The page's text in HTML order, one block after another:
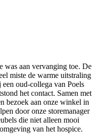
was aan vervanging toe. De
miste de warme uitstraling
oud-collega van Poels
het contact. Samen met
bezoek aan onze winkel in
door onze storemanager
die niet alleen mooi
van het hospice.